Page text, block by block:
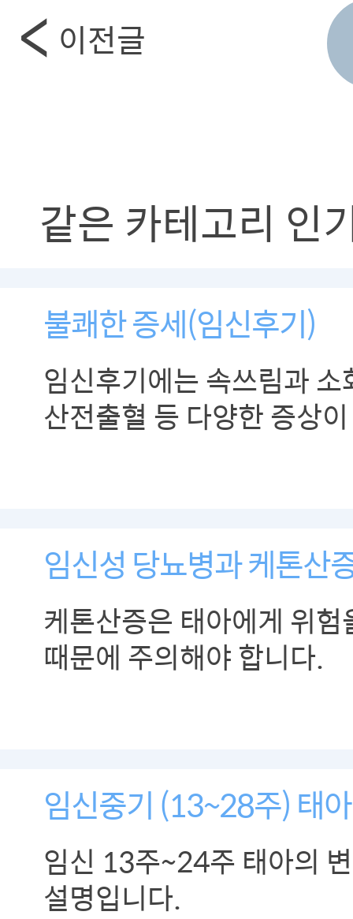
이전글
같은 카테고리 인
불쾌한 증세(임신후기)
임신후기에는 속쓰림과 소
산전출혈 등 다양한 증상
임신성 당뇨병과 케톤산
케톤산증은 태아에게 위
때문에 주의해야 합니다.
임신중기 (13~28주) 태
임신 13주~24주 태아의
설명입니다.